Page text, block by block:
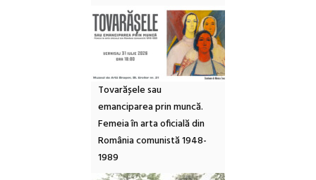
Tovarășele sau
emanciparea prin muncă.
Femeia în arta oficială din
România comunistă 1948-
1989